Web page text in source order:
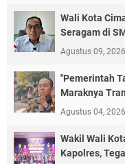
Wali Kota
Seragam di
Agustus 09, 2026
"Pemerintah
Maraknya
Agustus 04, 2026
Wakil Wali
Kapolres,